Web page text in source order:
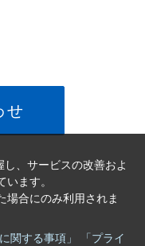
せ
、サービスの改善およ
ます。
場合にのみ利用されま
関する事項」 「プライ